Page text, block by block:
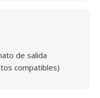
de salida
compatibles)